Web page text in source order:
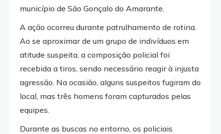
município de São Gonçalo do Amarante.
A ação ocorreu durante patrulhamento de rotina.
Ao se aproximar de um grupo de indivíduos em
atitude suspeita, a composição policial foi
recebida a tiros, sendo necessário reagir à injusta
agressão. Na ocasião, alguns suspeitos fugiram do
local, mas três homens foram capturados pelas
equipes.
Durante as buscas no entorno, os policiais